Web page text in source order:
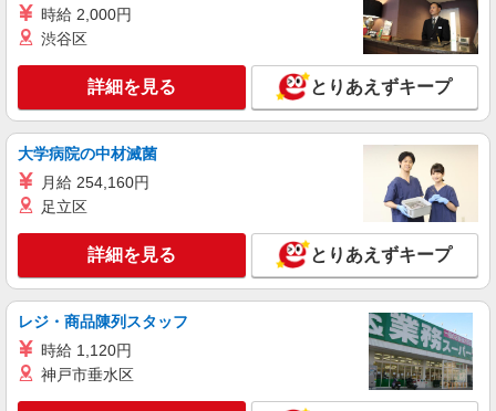
により時給を見直します。 ※アルバイト賞与（寸
志）：あり 年2回。勤続年数により金額UP。
イリーゼ川越はなれ （埼玉県川越市中台2丁目
キープ 詳細を見る
アルバイト パート
ピザハット 川越店
未経験OK！ピザハットピザメイクスタッフ
時給1,150円以上 平日 時給1,150円以上 土日・
祝日 時給1,150円以上
埼玉県川越市菅原町5-21 郷土開発ビル1Ｆ
キープ 詳細を見る
アルバイト パート
株式会社HITOWA フードサービスカンパニー
時給 2,000円
渋谷区
詳細を見る とりあえずキープ
大学病院の中材滅菌
月給 254,160円
足立区
詳細を見る とりあえずキープ
レジ・商品陳列スタッフ
時給 1,120円
神戸市垂水区